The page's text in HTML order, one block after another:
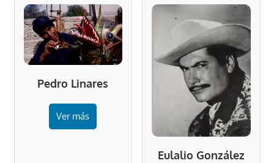
Pedro Linares
Ver más
Eulalio González